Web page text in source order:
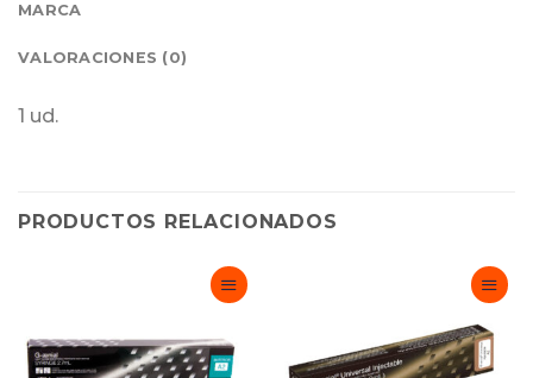
MARCA
VALORACIONES (0)
1 ud.
PRODUCTOS RELACIONADOS
Favoritos
Adicionar
Favoritos